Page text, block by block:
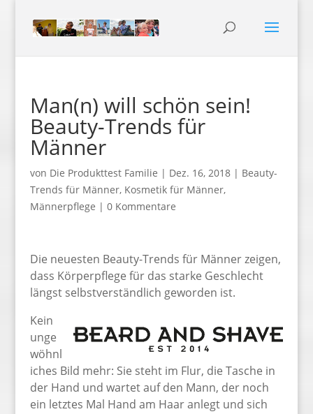
Man(n) will schön sein!
Beauty-Trends für
Männer
von Die Produkttest Familie | Dez. 16, 2018| Beauty-
Trends für Männer, Kosmetik für Männer,
Männerpflege | 0 Kommentare
Die neuesten Beauty-Trends für Männer zeigen,
dass Körperpflege für das starke Geschlecht
längst selbstverständlich geworden ist.
Kein
unge
wöhnl
iches Bild mehr: Sie steht im Flur, die Tasche in
der Hand und wartet auf den Mann, der noch
ein letztes Mal Hand am Haar anlegt und sich